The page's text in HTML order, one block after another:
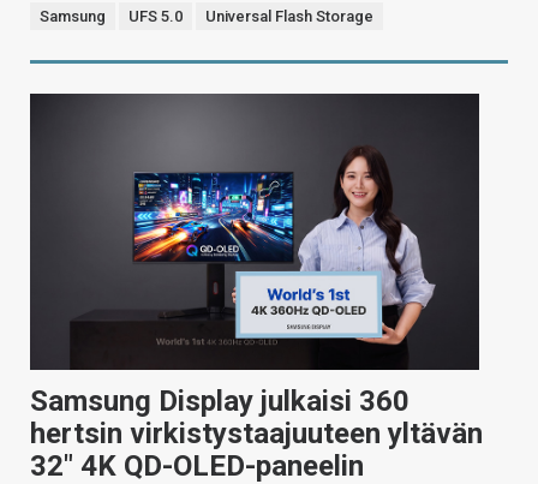
Samsung UFS 5.0 Universal Flash Storage
Samsung Display julkaisi 360
hertsin virkistystaajuuteen yltävän
32″ 4K QD-OLED-paneelin